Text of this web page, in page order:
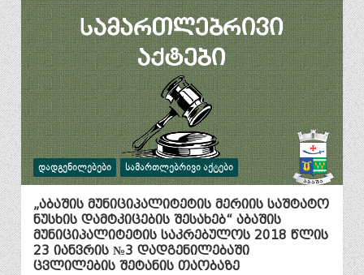
ᲓᲐᲓᲒᲔᲜᲘᲚᲔᲑᲔᲑᲘ ᲡᲐᲛᲐᲠᲗᲚᲔᲑᲠᲘᲕᲘ ᲐᲥᲢᲔᲑᲘ
„აბაშის მუნიციპალიტეტის მერიის საშტატო
ნუსხის დამტკიცების შესახებ“ აბაშის
მუნიციპალიტეტის საკრებულოს 2018 წლის
23 იანვრის №3 დადგენილებაში
ცვლილების შეტანის თაობაზე